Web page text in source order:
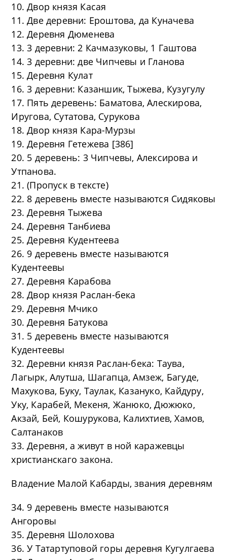
10. Двор князя Касая
11. Две деревни: Ероштова, да Куначева
12. Деревня Дюменева
13. 3 деревни: 2 Качмазуковы, 1 Гаштова
14. 3 деревни: две Чипчевы и Гланова
15. Деревня Кулат
16. 3 деревни: Казаншик, Тыжева, Кузугулу
17. Пять деревень: Баматова, Алескирова,
Иругова, Сутатова, Сурукова
18. Двор князя Кара-Мурзы
19. Деревня Гетежева [386]
20. 5 деревень: 3 Чипчевы, Алексирова и
Утпанова.
21. (Пропуск в тексте)
22. 8 деревень вместе называются Сидяковы
23. Деревня Тыжева
24. Деревня Танбиева
25. Деревня Кудентеева
26. 9 деревень вместе называются
Кудентеевы
27. Деревня Карабова
28. Двор князя Раслан-бека
29. Деревня Мчико
30. Деревня Батукова
31. 5 деревень вместе называются
Кудентеевы
32. Деревни князя Раслан-бека: Таува,
Лагырк, Алутша, Шагапца, Амзеж, Багуде,
Махукова, Буку, Таулак, Казануко, Кайдуру,
Уку, Карабей, Мекеня, Жанюко, Дюжюко,
Акзай, Бей, Кошурукова, Калихтиев, Хамов,
Салтанаков
33. Деревня, а живут в ной каражевцы
христианскаго закона.
Владение Малой Кабарды, звания деревням
34. 9 деревень вместе называются
Ангоровы
35. Деревня Шолохова
36. У Татартуповой горы деревня Кугулгаева